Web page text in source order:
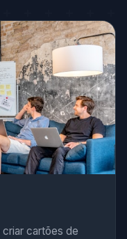
criar cartões de